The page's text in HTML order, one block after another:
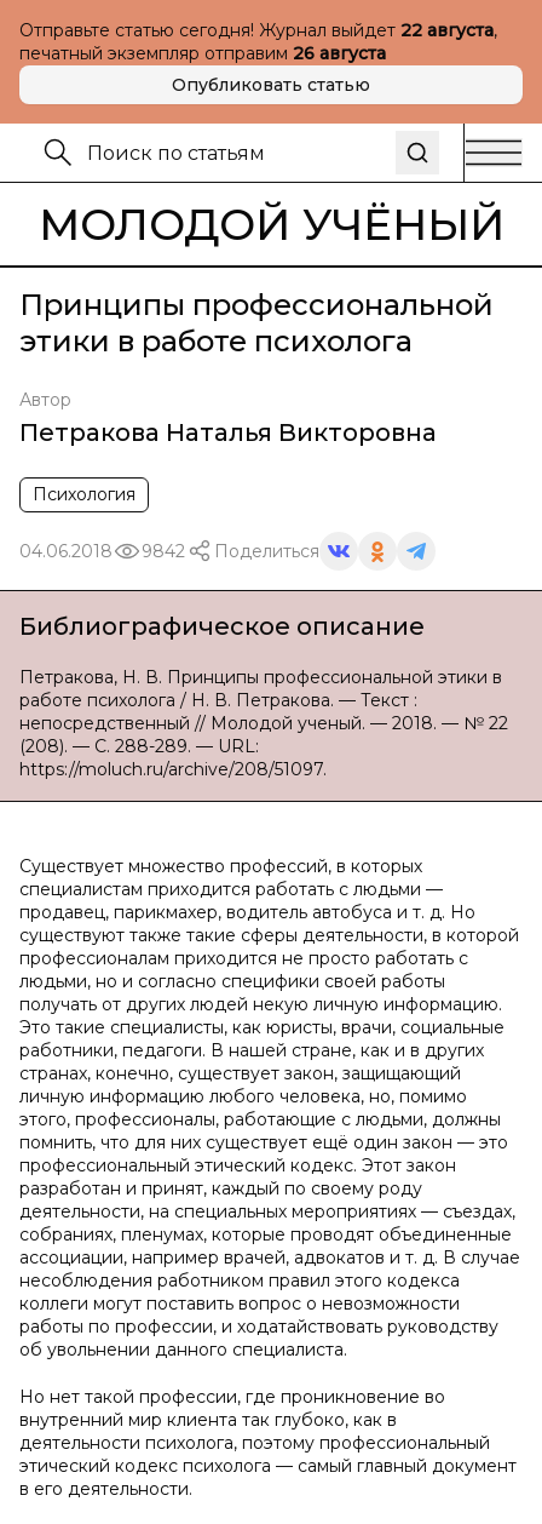
Отправьте статью сегодня! Журнал выйдет 22 августа,
печатный экземпляр отправим 26 августа
Опубликовать статью
МОЛОДОЙ УЧЁНЫЙ
Принципы профессиональной
этики в работе психолога
Автор
Петракова Наталья Викторовна
Психология
04.06.2018 9842 Поделиться
Библиографическое описание
Петракова, Н. В. Принципы профессиональной этики в
работе психолога / Н. В. Петракова. — Текст :
непосредственный // Молодой ученый. — 2018. — № 22
(208). — С. 288-289. — URL:
https://moluch.ru/archive/208/51097.
Существует множество профессий, в которых
специалистам приходится работать с людьми —
продавец, парикмахер, водитель автобуса и т. д. Но
существуют также такие сферы деятельности, в которой
профессионалам приходится не просто работать с
людьми, но и согласно специфики своей работы
получать от других людей некую личную информацию.
Это такие специалисты, как юристы, врачи, социальные
работники, педагоги. В нашей стране, как и в других
странах, конечно, существует закон, защищающий
личную информацию любого человека, но, помимо
этого, профессионалы, работающие с людьми, должны
помнить, что для них существует ещё один закон — это
профессиональный этический кодекс. Этот закон
разработан и принят, каждый по своему роду
деятельности, на специальных мероприятиях — съездах,
собраниях, пленумах, которые проводят объединенные
ассоциации, например врачей, адвокатов и т. д. В случае
несоблюдения работником правил этого кодекса
коллеги могут поставить вопрос о невозможности
работы по профессии, и ходатайствовать руководству
об увольнении данного специалиста.
Но нет такой профессии, где проникновение во
внутренний мир клиента так глубоко, как в
деятельности психолога, поэтому профессиональный
этический кодекс психолога — самый главный документ
в его деятельности.